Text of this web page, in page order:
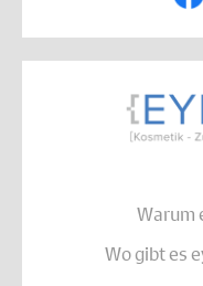
Warum
Wo gibt es